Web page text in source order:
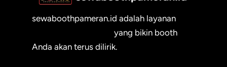
sewaboothpameran.id adalah layanan
yang bikin booth
Anda akan terus dilirik.